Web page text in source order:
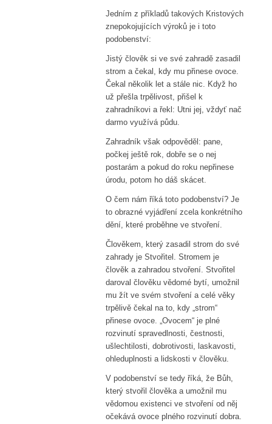
Jedním z příkladů takových Kristových
znepokojujících výroků je i toto
podobenství:
Jistý člověk si ve své zahradě zasadil
strom a čekal, kdy mu přinese ovoce.
Čekal několik let a stále nic. Když ho
už přešla trpělivost, přišel k
zahradníkovi a řekl: Utni jej, vždyť nač
darmo využívá půdu.
Zahradník však odpověděl: pane,
počkej ještě rok, dobře se o nej
postarám a pokud do roku nepřinese
úrodu, potom ho dáš skácet.
O čem nám říká toto podobenství? Je
to obrazné vyjádření zcela konkrétního
dění, které proběhne ve stvoření.
Člověkem, který zasadil strom do své
zahrady je Stvořitel. Stromem je
člověk a zahradou stvoření. Stvořitel
daroval člověku vědomé bytí, umožnil
mu žít ve svém stvoření a celé věky
trpělivě čekal na to, kdy „strom“
přinese ovoce. „Ovocem“ je plné
rozvinutí spravedlnosti, čestnosti,
ušlechtilosti, dobrotivosti, laskavosti,
ohleduplnosti a lidskosti v člověku.
V podobenství se tedy říká, že Bůh,
který stvořil člověka a umožnil mu
vědomou existenci ve stvoření od něj
očekává ovoce plného rozvinutí dobra.